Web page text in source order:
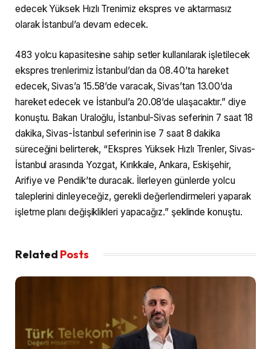
edecek Yüksek Hızlı Trenimiz ekspres ve aktarmasız
olarak İstanbul’a devam edecek.
483 yolcu kapasitesine sahip setler kullanılarak işletilecek
ekspres trenlerimiz İstanbul’dan da 08.40’ta hareket
edecek, Sivas’a 15.58’de varacak, Sivas’tan 13.00’da
hareket edecek ve İstanbul’a 20.08’de ulaşacaktır.” diye
konuştu. Bakan Uraloğlu, İstanbul-Sivas seferinin 7 saat 18
dakika, Sivas-İstanbul seferinin ise 7 saat 8 dakika
süreceğini belirterek, “Ekspres Yüksek Hızlı Trenler, Sivas-
İstanbul arasında Yozgat, Kırıkkale, Ankara, Eskişehir,
Arifiye ve Pendik’te duracak. İlerleyen günlerde yolcu
taleplerini dinleyeceğiz, gerekli değerlendirmeleri yaparak
işletme planı değişiklikleri yapacağız.” şeklinde konuştu.
Related Posts